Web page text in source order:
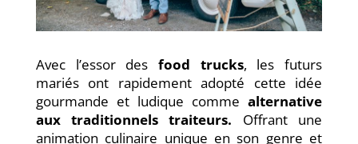
Avec l’essor des food trucks, les futurs
mariés ont rapidement adopté cette idée
gourmande et ludique commealternative
aux traditionnels traiteurs. Offrant une
animation culinaire unique en son genre et